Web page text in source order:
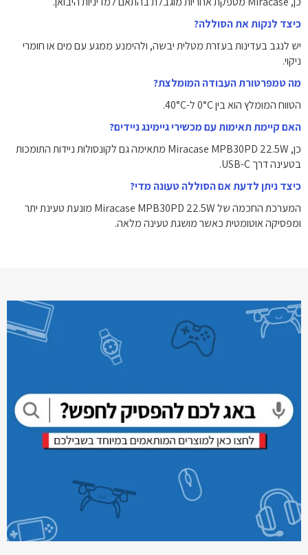
כיצד לנקות את הסוללה?
יש לנגב בעדינות בעזרת מטלית יבשה, ולהימנע ממגע עם מים או חומרי
ניקוי.
מה טמפרטורת העבודה המומלצת?
הטווח המומלץ הוא בין 0°C ל-40°C.
האם קיימת תאימות עם מכשירי גיימינג ניידים?
כן, Miracase MPB30PD 22.5W מתאימה גם לקונסולות ניידות התומכות
בטעינה דרך USB-C.
כיצד ניתן לדעת אם הסוללה טעונה מדי?
המערכת החכמה של Miracase MPB30PD 22.5W מונעת טעינת יתר
ומפסיקה אוטומטית כאשר מושגת טעינה מלאה.